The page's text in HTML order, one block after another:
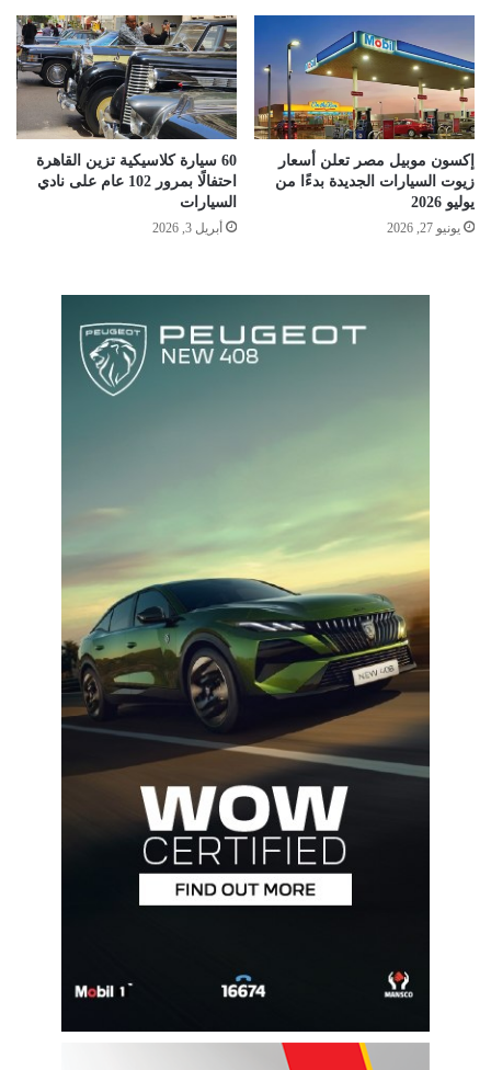
إكسون موبيل مصر تعلن أسعار
زيوت السيارات الجديدة بدءًا من
يوليو 2026
يونيو 27, 2026
60 سيارة كلاسيكية تزين القاهرة
احتفالًا بمرور 102 عام على نادي
السيارات
أبريل 3, 2026